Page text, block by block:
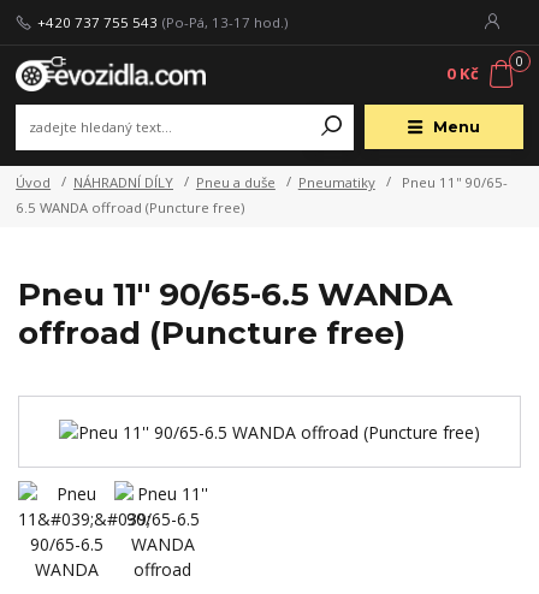
Menu
+420 737 755 543 (Po-Pá, 13-17 hod.)
0
0 Kč
Úvod NÁHRADNÍ DÍLY Pneu a duše Pneumatiky
Pneu 11'' 90/65-
6.5 WANDA offroad (Puncture free)
Pneu 11'' 90/65-6.5 WANDA
offroad (Puncture free)